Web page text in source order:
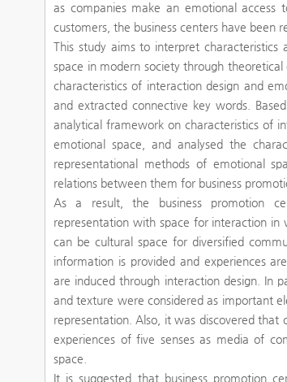
as companies make an emotional
customers, the business centers have been
This study aims to interpret characteristics
space in modern society through
characteristics of interaction design and
and extracted connective key words.
analytical framework on characteristics of
emotional space, and analysed the
representational methods of emotional
relations between them for business
As a result, the business promotion
representation with space for interaction in
can be cultural space for diversified
information is provided and experiences
are induced through interaction design. In
and texture were considered as important
representation. Also, it was discovered that
experiences of five senses as media of
space.
It is suggested that business promotion